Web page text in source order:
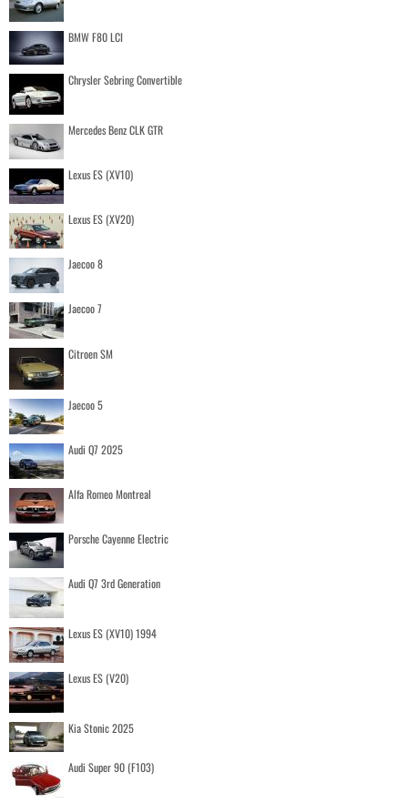
BMW F80 LCI
Chrysler Sebring Convertible
Mercedes Benz CLK GTR
Lexus ES (XV10)
Lexus ES (XV20)
Jaecoo 8
Jaecoo 7
Citroen SM
Jaecoo 5
Audi Q7 2025
Alfa Romeo Montreal
Porsche Cayenne Electric
Audi Q7 3rd Generation
Lexus ES (XV10) 1994
Lexus ES (V20)
Kia Stonic 2025
Audi Super 90 (F103)